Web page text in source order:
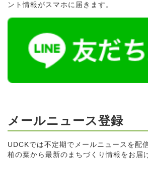
ント情報がスマホに届きます。
メールニュース登録
UDCKでは不定期でメールニュースを配
柏の葉から最新のまちづくり情報をお届